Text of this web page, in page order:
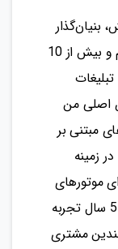
سایت کیوآرگرافی هستم و بیش از 10
اصلی من
مبتنی بر
زمینه
موتورهای
جستجو (SEO) بیش از 5 سال تجربه
مشتری